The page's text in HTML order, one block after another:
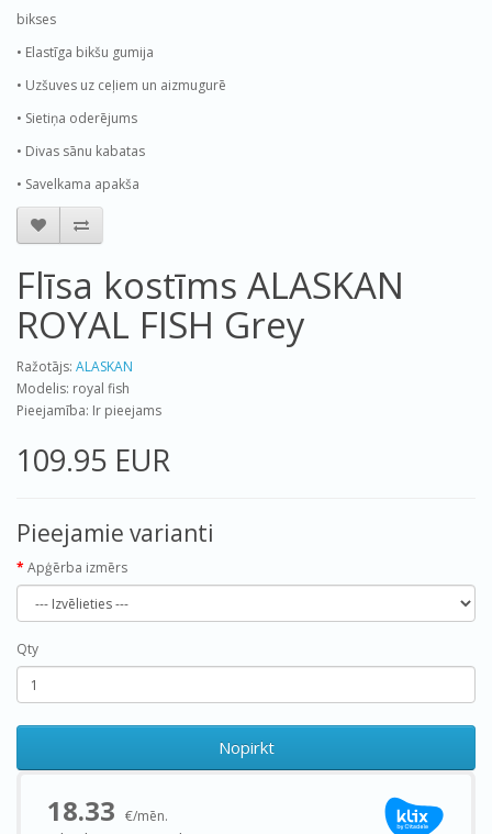
bikses
• Elastīga bikšu gumija
• Uzšuves uz ceļiem un aizmugurē
• Sietiņa oderējums
• Divas sānu kabatas
• Savelkama apakša
Flīsa kostīms ALASKAN
ROYAL FISH Grey
Ražotājs: ALASKAN
Modelis: royal fish
Pieejamība: Ir pieejams
109.95 EUR
Pieejamie varianti
Apģērba izmērs
Qty
Nopirkt